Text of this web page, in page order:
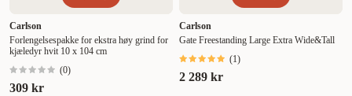
Carlson
Forlengelsespakke for ekstra høy grind for
kjæledyr hvit 10 x 104 cm
(0)
309 kr
Carlson
Gate Freestanding Large Extra Wide&Tall
(1)
2 289 kr